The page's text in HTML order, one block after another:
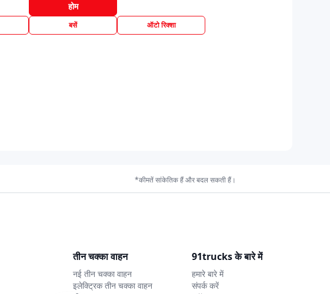
होम
बसें ऑटो रिक्शा
*कीमतें सांकेतिक हैं और बदल सकती हैं।
तीन चक्का वाहन
नई तीन चक्का वाहन
इलेक्ट्रिक तीन चक्का वाहन
91trucks के बारे में
हमारे बारे में
संपर्क करें